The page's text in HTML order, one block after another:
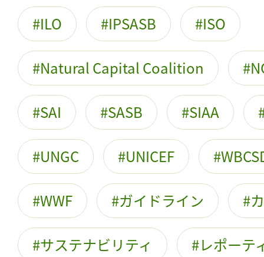
ILO IPSASB ISO
Natural Capital Coalition
SAI SASB SIAA
UNGC UNICEF
WWF ガイドライン
サステナビリティ レポーテ